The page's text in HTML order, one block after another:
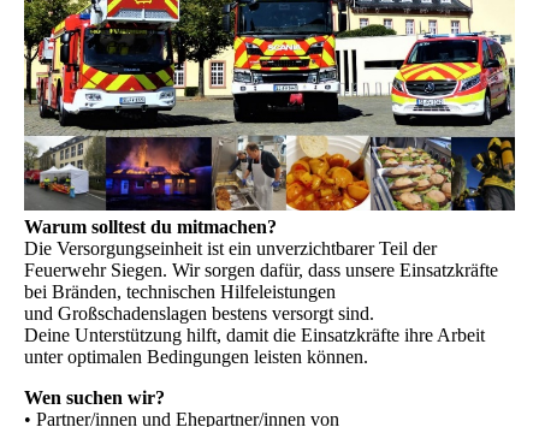
Warum solltest du mitmachen?
Die Versorgungseinheit ist ein unverzichtbarer Teil der
Feuerwehr Siegen. Wir sorgen dafür, dass unsere Einsatzkräfte
bei Bränden, technischen Hilfeleistungen
und Großschadenslagen bestens versorgt sind.
Deine Unterstützung hilft, damit die Einsatzkräfte ihre Arbeit
unter optimalen Bedingungen leisten können.
Wen suchen wir?
• Partner/innen und Ehepartner/innen von